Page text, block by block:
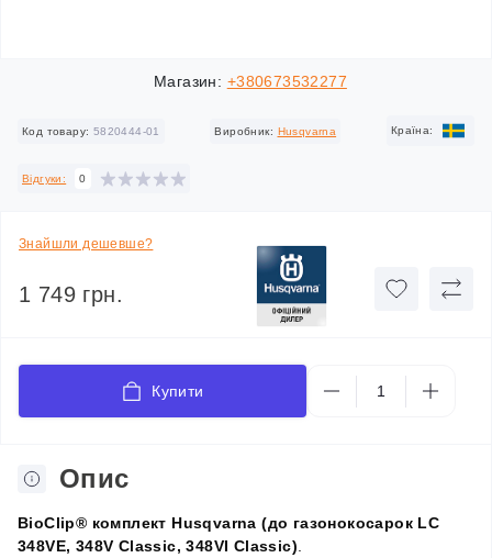
Магазин: +380673532277
Код товару: 5820444-01 Виробник: Husqvarna Країна:
Відгуки: 0
Знайшли дешевше?
1 749 грн.
Купити
Опис
BioClip® комплект Husqvarna (до газонокосарок LC
348VE, 348V Classic, 348VI Classic)